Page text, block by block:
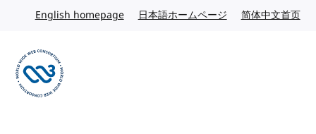
Skip to content
English homepageEnglish website
日本語ホームページ Japanese website
简体中文首页